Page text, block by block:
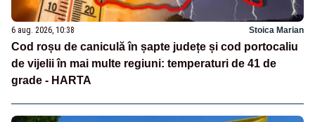
6 aug. 2026, 10:38 Stoica Marian
Cod roșu de caniculă în șapte județe și cod portocaliu
de vijelii în mai multe regiuni: temperaturi de 41 de
grade - HARTA